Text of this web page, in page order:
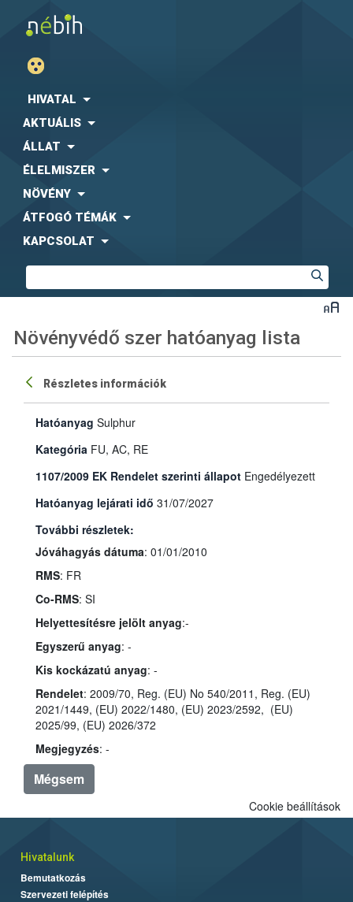
HIVATAL
AKTUÁLIS
ÁLLAT
ÉLELMISZER
NÖVÉNY
ÁTFOGÓ TÉMÁK
KAPCSOLAT
Növényvédő szer hatóanyag lista
Részletes információk
Hatóanyag Sulphur
Kategória FU, AC, RE
1107/2009 EK Rendelet szerinti állapot Engedélyezett
Hatóanyag lejárati idő 31/07/2027
További részletek:
Jóváhagyás dátuma: 01/01/2010
RMS: FR
Co-RMS: SI
Helyettesítésre jelölt anyag:-
Egyszerű anyag: -
Kis kockázatú anyag: -
Rendelet: 2009/70, Reg. (EU) No 540/2011, Reg. (EU)
2021/1449, (EU) 2022/1480, (EU) 2023/2592, (EU)
2025/99, (EU) 2026/372
Megjegyzés: -
Mégsem
Cookie beállítások
Hivatalunk
Bemutatkozás
Szervezeti felépítés